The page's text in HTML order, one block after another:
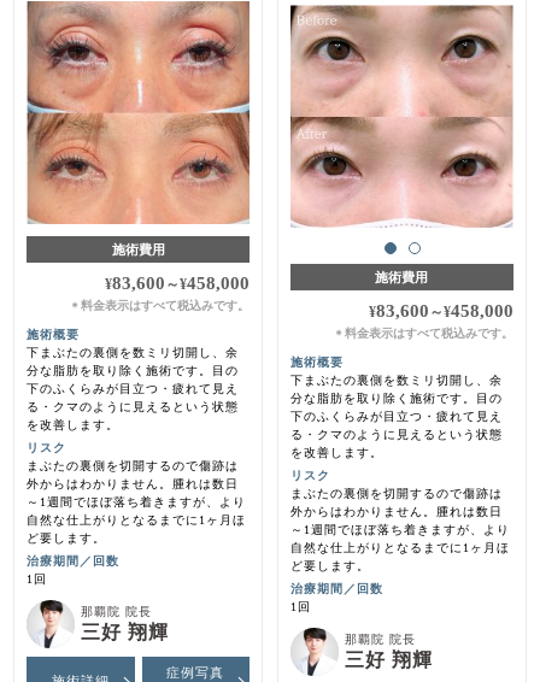
施術費用
¥83,600 ～¥458,000
＊料金表示はすべて税込みです。
施術概要
下まぶたの裏側を数ミリ切開し、余
分な脂肪を取り除く施術です。目の
下のふくらみが目立つ・疲れて見え
る・クマのように見えるという状態
を改善します。
リスク
まぶたの裏側を切開するので傷跡は
外からはわかりません。腫れは数日
～1週間でほぼ落ち着きますが、より
自然な仕上がりとなるまでに1ヶ月ほ
ど要します。
治療期間／回数
1回
那覇院 院長
三好 翔輝
症例写真
施術費用
¥83,600 ～¥458,000
＊ 料金表示はすべて税込みです。
施術概要
下まぶたの裏側を数ミリ切開し、余
分な脂肪を取り除く施術です。目の
下のふくらみが目立つ・疲れて見え
る・クマのように見えるという状態
を改善します。
リスク
まぶたの裏側を切開するので傷跡は
外からはわかりません。腫れは数日
～1週間でほぼ落ち着きますが、より
自然な仕上がりとなるまでに1ヶ月ほ
ど要します。
治療期間／回数
1回
那覇院 院長
三好 翔輝